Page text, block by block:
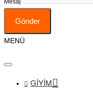
Gönder
MENÜ
GIYIM